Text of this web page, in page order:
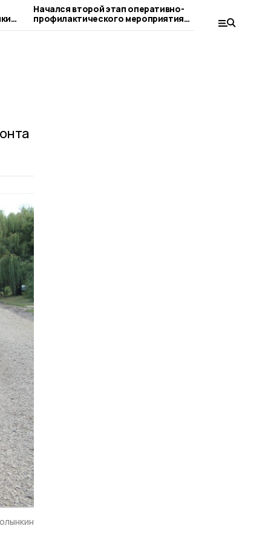
Начался второй этап оперативно-
профилактического мероприятия
«Нетрезвый водитель»
пройдёт